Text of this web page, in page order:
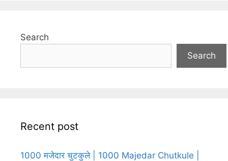
Search
Search
Recent post
1000 मजेदार चुटकुले | 1000 Majedar Chutkule |